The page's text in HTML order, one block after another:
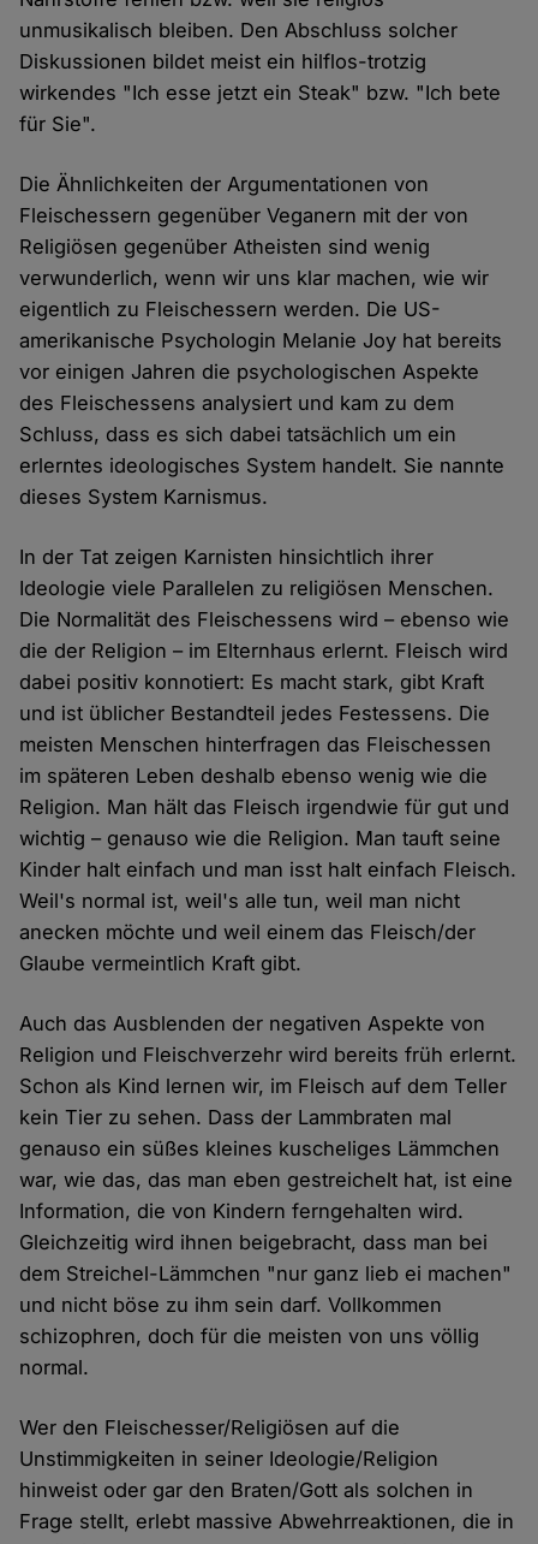
unmusikalisch bleiben. Den Abschluss solcher
Diskussionen bildet meist ein hilflos-trotzig
wirkendes "Ich esse jetzt ein Steak" bzw. "Ich bete
für Sie".
Die Ähnlichkeiten der Argumentationen von
Fleischessern gegenüber Veganern mit der von
Religiösen gegenüber Atheisten sind wenig
verwunderlich, wenn wir uns klar machen, wie wir
eigentlich zu Fleischessern werden. Die US-
amerikanische Psychologin Melanie Joy hat bereits
vor einigen Jahren die psychologischen Aspekte
des Fleischessens analysiert und kam zu dem
Schluss, dass es sich dabei tatsächlich um ein
erlerntes ideologisches System handelt. Sie nannte
dieses System Karnismus.
In der Tat zeigen Karnisten hinsichtlich ihrer
Ideologie viele Parallelen zu religiösen Menschen.
Die Normalität des Fleischessens wird – ebenso wie
die der Religion – im Elternhaus erlernt. Fleisch wird
dabei positiv konnotiert: Es macht stark, gibt Kraft
und ist üblicher Bestandteil jedes Festessens. Die
meisten Menschen hinterfragen das Fleischessen
im späteren Leben deshalb ebenso wenig wie die
Religion. Man hält das Fleisch irgendwie für gut und
wichtig – genauso wie die Religion. Man tauft seine
Kinder halt einfach und man isst halt einfach Fleisch.
Weil's normal ist, weil's alle tun, weil man nicht
anecken möchte und weil einem das Fleisch/der
Glaube vermeintlich Kraft gibt.
Auch das Ausblenden der negativen Aspekte von
Religion und Fleischverzehr wird bereits früh erlernt.
Schon als Kind lernen wir, im Fleisch auf dem Teller
kein Tier zu sehen. Dass der Lammbraten mal
genauso ein süßes kleines kuscheliges Lämmchen
war, wie das, das man eben gestreichelt hat, ist eine
Information, die von Kindern ferngehalten wird.
Gleichzeitig wird ihnen beigebracht, dass man bei
dem Streichel-Lämmchen "nur ganz lieb ei machen"
und nicht böse zu ihm sein darf. Vollkommen
schizophren, doch für die meisten von uns völlig
normal.
Wer den Fleischesser/Religiösen auf die
Unstimmigkeiten in seiner Ideologie/Religion
hinweist oder gar den Braten/Gott als solchen in
Frage stellt, erlebt massive Abwehrreaktionen, die in